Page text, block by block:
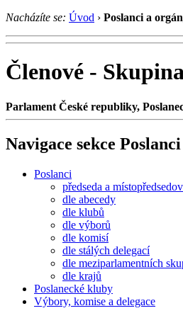
Nacházíte se: Úvod › Poslanci a
Členové -
Parlament České republiky,
Navigace sekce
Poslanci
předseda a
dle abecedy
dle klubů
dle výborů
dle komisí
dle stálých delegací
dle meziparlamentních
dle krajů
Poslanecké kluby
Výbory, komise a delegace